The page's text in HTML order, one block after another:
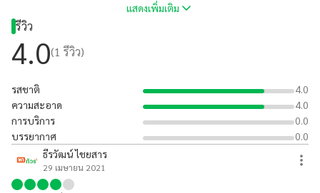
แสดงเพิ่มเติม
รีวิว
4.0(1 รีวิว)
รสชาติ
4.0
ความสะอาด
4.0
การบริการ
0.0
บรรยากาศ
0.0
ธีรวัฒน์ ไชยสาร
29 เมษายน 2021